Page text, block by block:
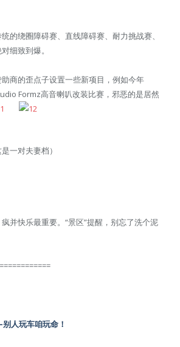
的绕圈障碍赛、直线障碍赛、耐力挑战赛、
细致到爆。
商的歪点子设置一些新项目，例如今年
Formz高音喇叭改装比赛，邪恶的是居然
一对夫妻档）
并快乐最重要。“景区”提醒，别忘了洗个泥
人玩车咱玩命！